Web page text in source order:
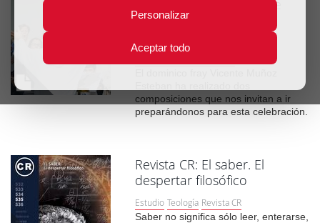
Personalizar
Aceptar todo
Cantos para el Jubileo de
Santo Domingo
Santo Domingo de Guzmán
composiciones que nos invitan a ir
preparándonos para esta celebración.
Revista CR: El saber. El
despertar filosófico
Estudio Teología Revista CR
Saber no significa sólo leer, enterarse,